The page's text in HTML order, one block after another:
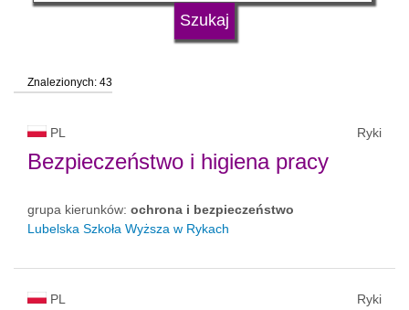
status uczelni
Znalezionych: 43
PL Ryki
Bezpieczeństwo i higiena pracy
grupa kierunków: ochrona i bezpieczeństwo
Lubelska Szkoła Wyższa w Rykach
PL Ryki